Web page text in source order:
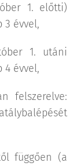
1. előtti)
3 évvel,
1. utáni
4 évvel,
felszerelve:
függően (a